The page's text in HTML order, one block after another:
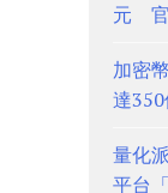
元 官
加密
達
量化
平台